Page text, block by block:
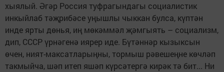
хыялый. Әгәр Россия туфрагындагы социалистик
инкыйлаб тәҗрибәсе уңышлы чыккан булса, күптән
инде ярты дөнья, иң мөкәммәл җәмгыять – социализм,
дип, СССР үрнәгенә иярер иде. Бүтәннәр кызыксын
өчен, ният-максатларыңны, тормыш рәвешеңне көчләп
такмыйча, шәп итеп яшәп күрсәтергә кирәк тә бит... Ни